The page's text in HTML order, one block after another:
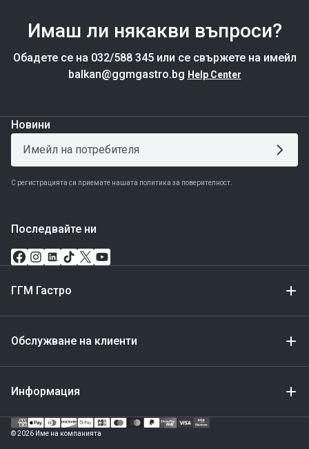
Имаш ли някакви въпроси?
Обадете се на 032/588 345 или се свържете на имейл
balkan@ggmgastro.bg Help Center
Новини
С регистрацията си приемате нашата политика за поверителност.
Последвайте ни
ГГМ Гастро
Обслужване на клиенти
Информация
Метод
за
© 2026 Име на компанията